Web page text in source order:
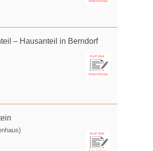
– Hausanteil in Berndorf